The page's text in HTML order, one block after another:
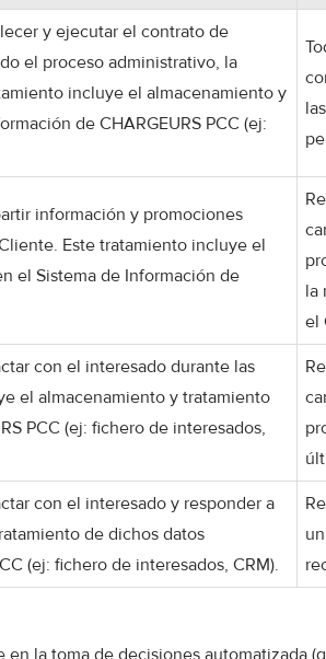
y ejecutar el contrato de
el proceso administrativo, la
incluye el almacenamiento y
de CHARGEURS PCC (ej:
información y promociones
Este tratamiento incluye el
el Sistema de Información de
la
el
con el interesado durante las
el almacenamiento y tratamiento
PCC (ej: fichero de interesados,
con el interesado y responder a
de dichos datos
(ej: fichero de interesados, CRM).
la toma de decisiones automatizada